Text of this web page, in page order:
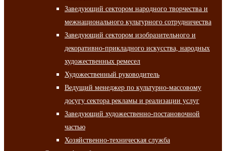
Заведующий сектором народного творчества и
межнационального культурного сотрудничества
Заведующий сектором изобразительного и
декоративно-прикладного искусства, народных
художественных ремесел
Художественный руководитель
Ведущий менеджер по культурно-массовому
досугу сектора рекламы и реализации услуг
Заведующий художественно-постановочной
частью
Хозяйственно-техническая служба